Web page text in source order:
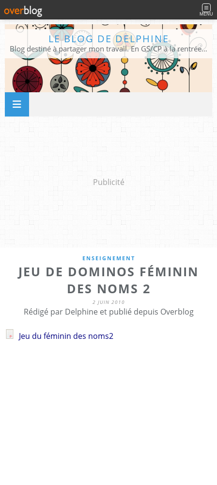
MENU
LE BLOG DE DELPHINE
Blog destiné à partager mon travail. En GS/CP à la rentrée 2026/2027 !
Publicité
ENSEIGNEMENT
JEU DE DOMINOS FÉMININ
DES NOMS 2
2 JUIN 2010
Rédigé par Delphine et publié depuis Overblog
Jeu du féminin des noms2